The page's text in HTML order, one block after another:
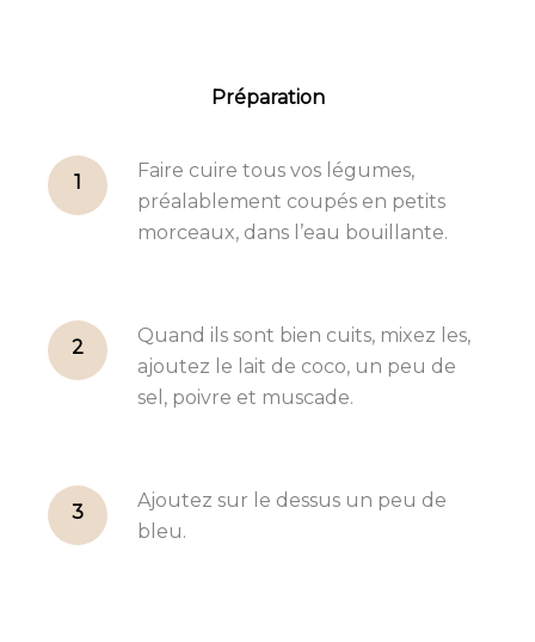
Préparation
1
Faire cuire tous vos légumes,
préalablement coupés en petits
morceaux, dans l’eau bouillante.
2
Quand ils sont bien cuits, mixez les,
ajoutez le lait de coco, un peu de
sel, poivre et muscade.
3
Ajoutez sur le dessus un peu de
bleu.